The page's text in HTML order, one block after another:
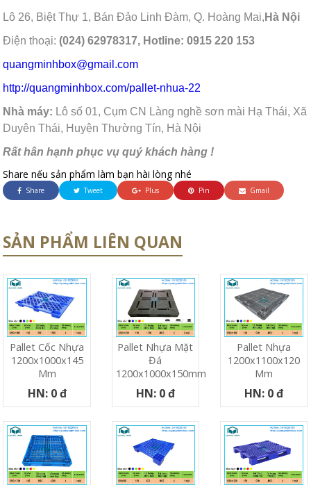
Lô 26, Biệt Thự 1, Bán Đảo Linh Đàm, Q. Hoàng Mai, Hà Nội
Điện thoại: (024) 62978317, Hotline: 0915 220 153
quangminhbox@gmail.com
http://quangminhbox.com/pallet-nhua-22
Nhà máy: Lô số 01, Cụm CN Làng nghề sơn mài Hạ Thái, Xã
Duyên Thái, Huyện Thường Tín, Hà Nội
Rất hân hạnh phục vụ quý khách hàng !
Share nếu sản phẩm làm bạn hài lòng nhé
Share Tweet Plus Pin Gmail
SẢN PHẨM LIÊN QUAN
Pallet Cốc Nhựa
1200x1000x145
Mm
HN: 0 đ
Pallet Nhựa Mặt
Đá
1200x1000x150mm
HN: 0 đ
Pallet Nhựa
1200x1100x120
Mm
HN: 0 đ